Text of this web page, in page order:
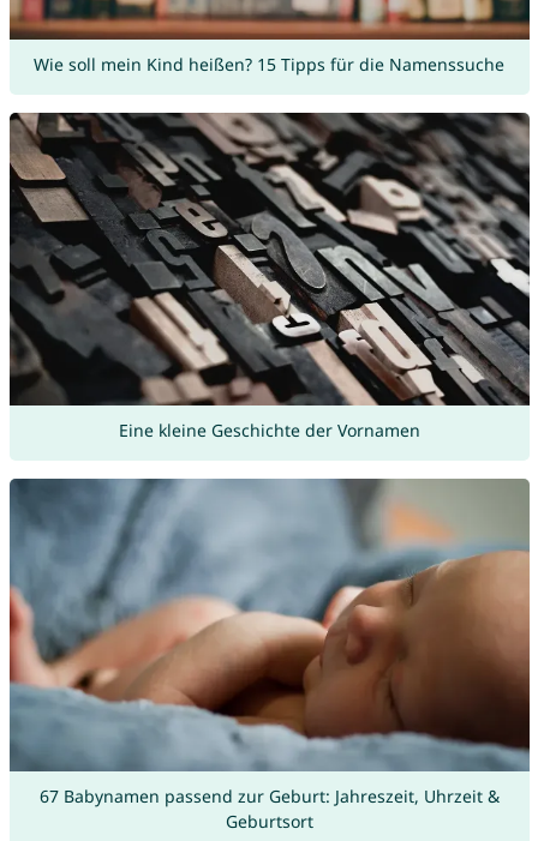
Wie soll mein Kind heißen? 15 Tipps für die Namenssuche
Eine kleine Geschichte der Vornamen
67 Babynamen passend zur Geburt: Jahreszeit, Uhrzeit &
Geburtsort